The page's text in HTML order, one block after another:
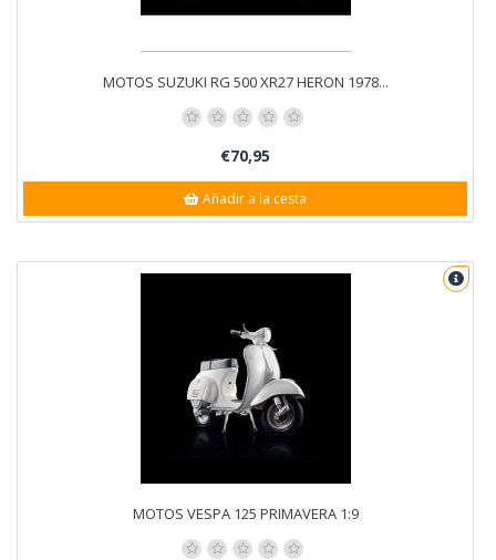
MOTOS SUZUKI RG 500 XR27 HERON 1978...
€70,95
Añadir a la cesta
MOTOS VESPA 125 PRIMAVERA 1:9